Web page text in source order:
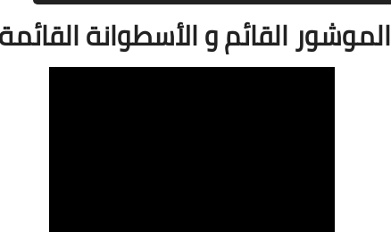
الموشور القائم و الأسطوانة القائمة